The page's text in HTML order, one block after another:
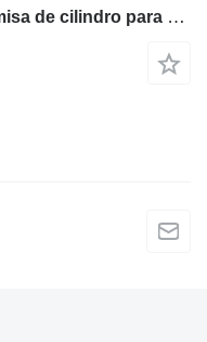
Caterpillar 6004074 3734815 camisa de cilindro para Caterpillar RH120BH motoniveladora